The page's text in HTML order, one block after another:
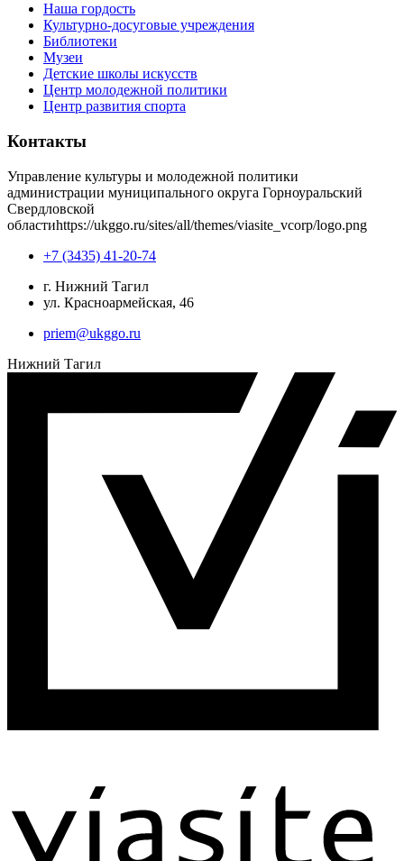
Наша гордость
Культурно-досуговые учреждения
Библиотеки
Музеи
Детские школы искусств
Центр молодежной политики
Центр развития спорта
Контакты
Управление культуры и молодежной политики
администрации муниципального округа Горноуральский
Свердловской
областиhttps://ukggo.ru/sites/all/themes/viasite_vcorp/logo.png
+7 (3435) 41-20-74
г. Нижний Тагил
ул. Красноармейская, 46
priem@ukggo.ru
Нижний Тагил